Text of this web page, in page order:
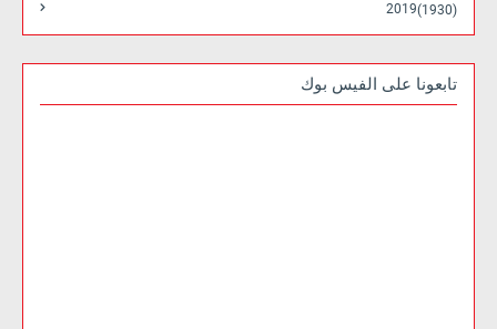
2019 (1930)
تابعونا على الفيس بوك